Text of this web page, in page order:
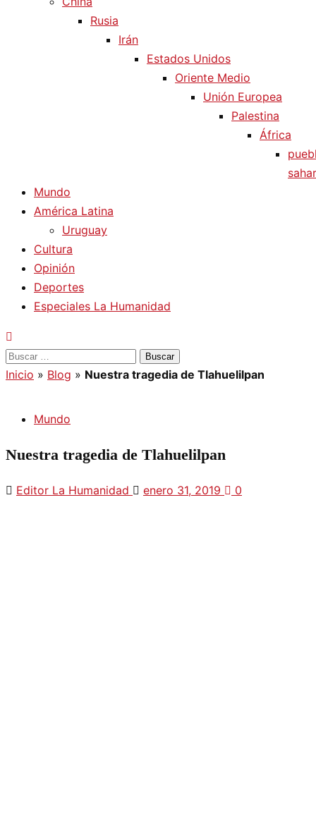
Rusia
Irán
Estados Unidos
Oriente Medio
Unión Europea
Palestina
África
Mundo
América Latina
Uruguay
Cultura
Opinión
Deportes
Especiales La Humanidad
Buscar:
Inicio » Blog » Nuestra tragedia de Tlahuelilpan
Mundo
Nuestra tragedia de Tlahuelilpan
Editor La Humanidad enero 31, 2019 0